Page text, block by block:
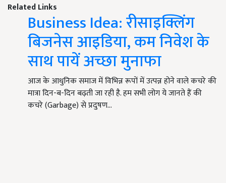
Related Links
Business Idea: रीसाइक्लिंग
बिजनेस आइडिया, कम निवेश के
साथ पायें अच्छा मुनाफा
आज के आधुनिक समाज में विभिन्न रूपों में उत्पन्न होने वाले कचरे की
मात्रा दिन-ब-दिन बढ़ती जा रही है. हम सभी लोग ये जानते हैं की
कचरे (Garbage) से प्रदुषण…